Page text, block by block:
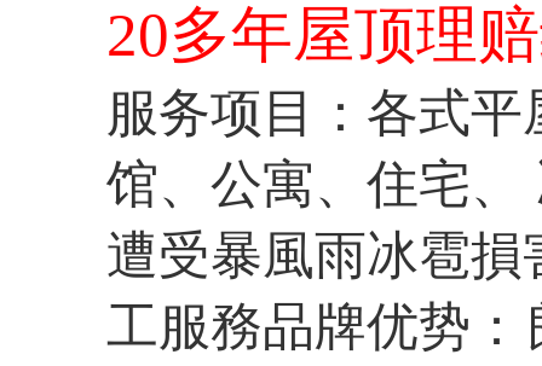
20多年屋顶理
服务项目：各式
馆、公寓、住宅
遭受暴風雨冰雹
工服務品牌优势